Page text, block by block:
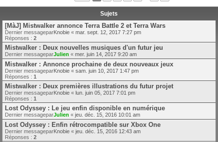
Sujets
[MàJ] Mistwalker annonce Terra Battle 2 et Terra Wars
Dernier messageparKnobie « mar. sept. 12, 2017 7:27 pm
Réponses : 2
Mistwalker : Deux nouvelles musiques d'un futur jeu
Dernier messageparJulien « mer. juin 14, 2017 9:20 am
Mistwalker : Annonce prochaine de deux nouveaux jeux
Dernier messageparKnobie « sam. juin 10, 2017 1:47 pm
Réponses : 1
Mistwalker : Deux premières illustrations du futur projet
Dernier messageparKnobie « lun. juin 05, 2017 7:01 pm
Réponses : 1
Lost Odyssey : Le jeu enfin disponible en numérique
Dernier messageparJulien « jeu. déc. 15, 2016 10:01 am
Lost Odyssey : Enfin rétrocompatible sur Xbox One
Dernier messageparKnobie « jeu. déc. 15, 2016 12:43 am
Réponses : 2